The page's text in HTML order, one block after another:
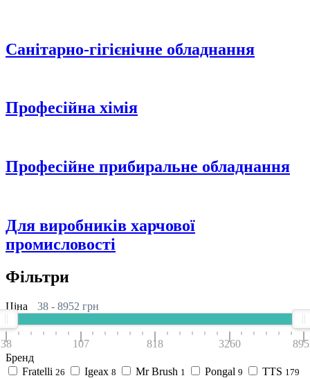
Санітарно-гігієнічне обладнання
Професійна хімія
Професійне прибиральне обладнання
Для виробників харчової
промисловості
Фільтри
Ціна 38 - 8952 грн
38 107 818 3260
Бренд
Fratelli 26 Igeax 8 Mr Brush 1 Pongal 9 TTS 179